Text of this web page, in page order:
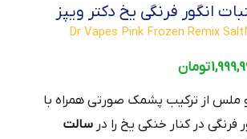
انگور فرنگی یخ دکتر ویپز
Dr Vapes Pink Frozen Remix
تومان
ملس از ترکیب پشمک صورتی همراه با
فرنگی در کنار خنکی یخ را در سالت